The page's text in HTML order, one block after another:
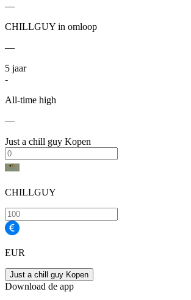
—
CHILLGUY in omloop
—
5 jaar
-
All-time high
—
Just a chill guy Kopen
CHILLGUY
EUR
Just a chill guy Kopen
Download de app